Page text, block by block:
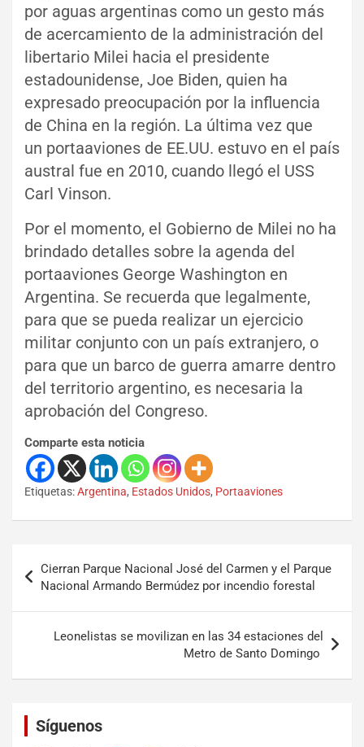
por aguas argentinas como un gesto más
de acercamiento de la administración del
libertario Milei hacia el presidente
estadounidense, Joe Biden, quien ha
expresado preocupación por la influencia
de China en la región. La última vez que
un portaaviones de EE.UU. estuvo en el país
austral fue en 2010, cuando llegó el USS
Carl Vinson.
Por el momento, el Gobierno de Milei no ha
brindado detalles sobre la agenda del
portaaviones George Washington en
Argentina. Se recuerda que legalmente,
para que se pueda realizar un ejercicio
militar conjunto con un país extranjero, o
para que un barco de guerra amarre dentro
del territorio argentino, es necesaria la
aprobación del Congreso.
Comparte esta noticia
Etiquetas:Argentina, Estados Unidos, Portaaviones
Cierran Parque Nacional José del Carmen y el Parque
Nacional Armando Bermúdez por incendio forestal
Leonelistas se movilizan en las 34 estaciones del
Metro de Santo Domingo
Síguenos